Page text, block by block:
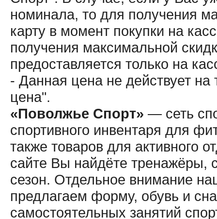
номинала, то для получения
карту в момент покупки на
получения максимальной
предоставляется только на
- Данная цена не действует
цена".
«Поволжье Спорт» — сеть
спортивного инвентаря для
также товаров для активного
сайте Вы найдёте тренажёры,
сезон. Отдельное внимание
предлагаем форму, обувь и
самостоятельных занятий